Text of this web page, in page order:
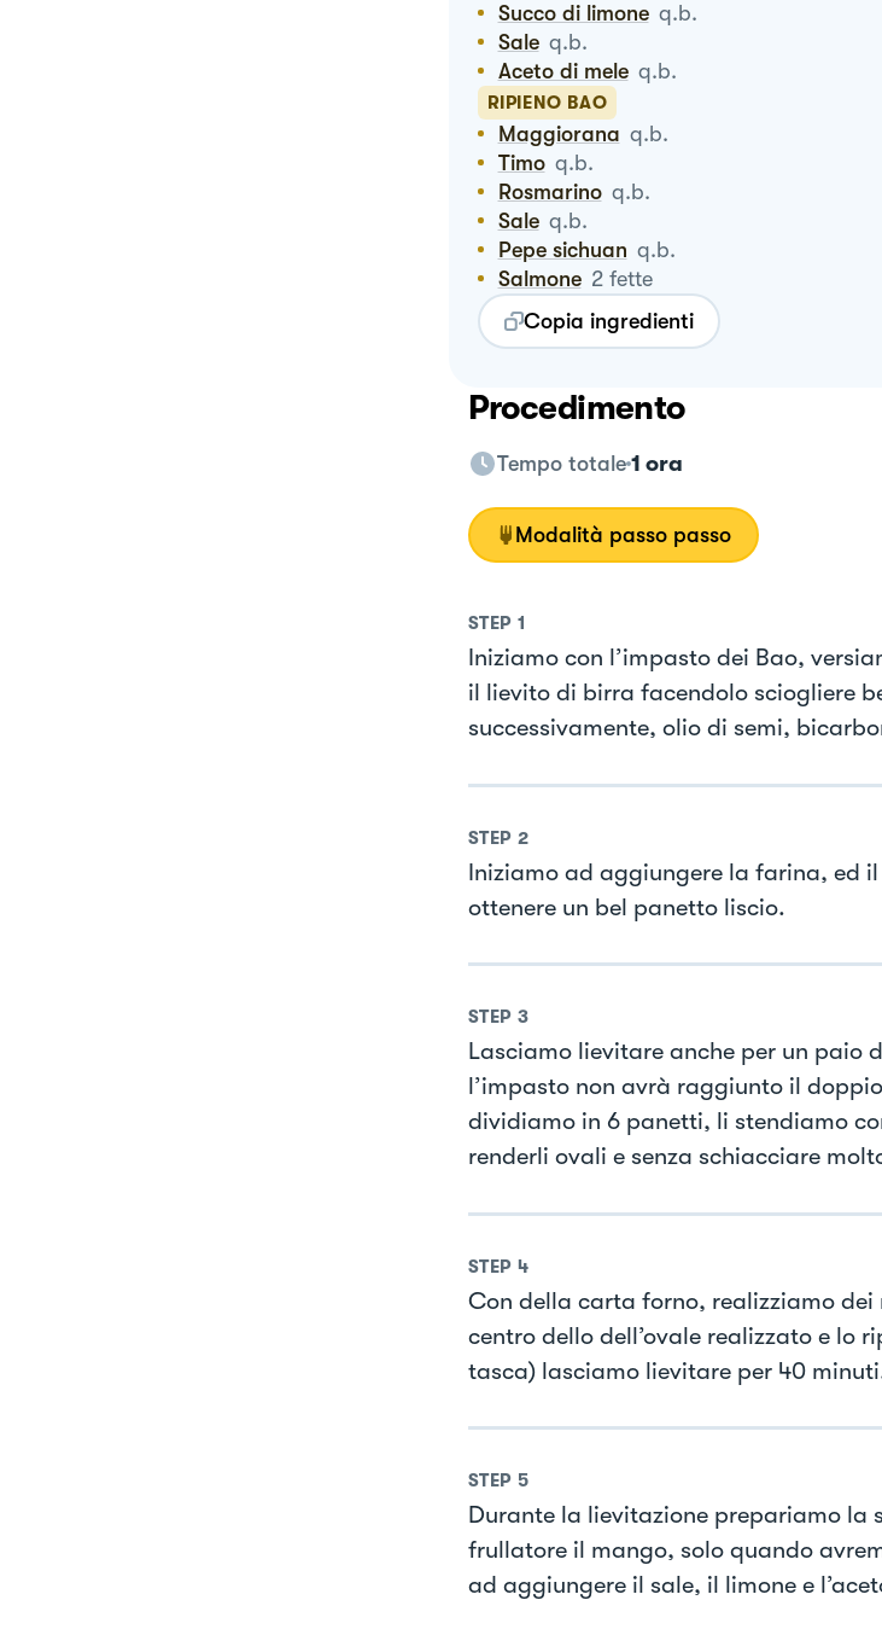
Succo di limone q.b.
Sale q.b.
Aceto di mele q.b.
RIPIENO BAO
Maggiorana q.b.
Timo q.b.
Rosmarino q.b.
Sale q.b.
Pepe sichuan q.b.
Salmone 2 fette
Copia ingredienti
Procedimento
Tempo totale 1 ora
Modalità passo passo
STEP 1
Iniziamo con l’impasto dei Bao,
il lievito di birra facendolo sciogliere
successivamente, olio di semi,
STEP 2
Iniziamo ad aggiungere la farina, ed
ottenere un bel panetto liscio.
STEP 3
Lasciamo lievitare anche per un paio
l’impasto non avrà raggiunto il
dividiamo in 6 panetti, li stendiamo
renderli ovali e senza schiacciare
STEP 4
Con della carta forno, realizziamo
centro dello dell’ovale realizzato e lo
tasca) lasciamo lievitare per 40
STEP 5
Durante la lievitazione prepariamo la
frullatore il mango, solo quando
ad aggiungere il sale, il limone e